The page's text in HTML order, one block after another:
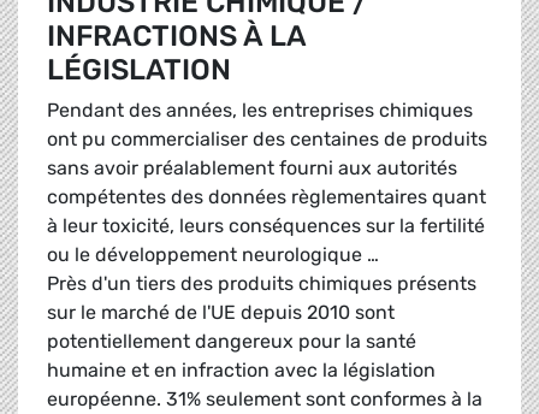
INFRACTIONS À LA
LÉGISLATION
Pendant des années, les entreprises chimiques
ont pu commercialiser des centaines de produits
sans avoir préalablement fourni aux autorités
compétentes des données règlementaires quant
à leur toxicité, leurs conséquences sur la fertilité
ou le développement neurologique …
Près d'un tiers des produits chimiques présents
sur le marché de l'UE depuis 2010 sont
potentiellement dangereux pour la santé
humaine et en infraction avec la législation
européenne. 31% seulement sont conformes à la